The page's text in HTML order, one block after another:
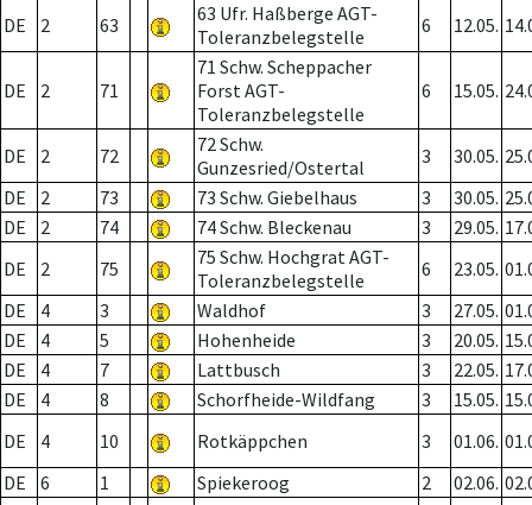
DE 2 63
63 Ufr. Haßberge AGT-
Toleranzbelegstelle
6 12.05.
DE 2 71
71 Schw. Scheppacher
Forst AGT-
Toleranzbelegstelle
6 15.05.
DE 2 72
72 Schw.
Gunzesried/Ostertal
3 30.05.
DE
2 73 73 Schw. Giebelhaus 3 30.05.
DE
2 74 74 Schw. Bleckenau 3 29.05.
DE
2 75
75 Schw. Hochgrat AGT-
Toleranzbelegstelle
6 23.05.
DE
4 3 Waldhof 3 27.05.
DE
4 5 Hohenheide 3 20.05.
DE
4 7 Lattbusch 3 22.05.
DE
4 8 Schorfheide-Wildfang 3 15.05.
DE
4 10 Rotkäppchen 3 01.06.
DE
6 1 Spiekeroog 2 02.06.